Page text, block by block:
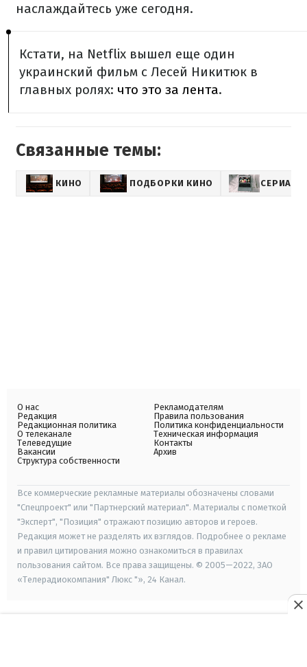
наслаждайтесь уже сегодня.
Кстати, на Netflix вышел еще один
украинский фильм с Лесей Никитюк в
главных ролях: что это за лента.
Связанные темы:
КИНО ПОДБОРКИ КИНО СЕРИАЛЫ
О нас
Редакция
Редакционная политика
О телеканале
Телеведущие
Вакансии
Структура собственности
Рекламодателям
Правила пользования
Политика конфиденциальности
Техническая информация
Контакты
Архив
Все коммерческие рекламные материалы обозначены словами
"Спецпроект" или "Партнерский материал". Материалы с пометкой
"Эксперт", "Позиция" отражают позицию авторов и героев.
Редакция может не разделять их взглядов. Подробнее о рекламе
и правил цитирования можно ознакомиться в правилах
пользования сайтом. Все права защищены. © 2005—2022, ЗАО
«Телерадиокомпания" Люкс "», 24 Канал.